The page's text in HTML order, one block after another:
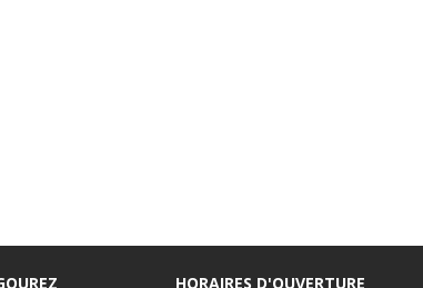
HORAIRES D'OUVERTURE